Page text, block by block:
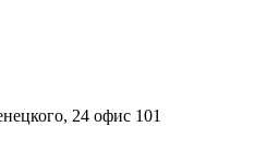
24 офис 101